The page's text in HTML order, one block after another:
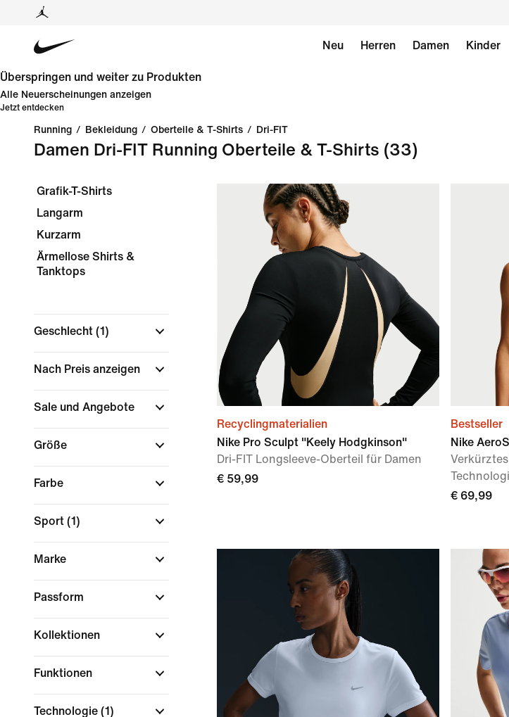
Neu Herren Damen Kinder
Überspringen und weiter zu Produkten
Alle Neuerscheinungen anzeigen
Jetzt entdecken
Running / Bekleidung / Oberteile & T-Shirts / Dri-FIT
Damen Dri-FIT Running Oberteile & T-Shirts (33)
Grafik-T-Shirts
Langarm
Kurzarm
Ärmellose Shirts &
Tanktops
Geschlecht (1)
Nach Preis anzeigen
Sale und Angebote
Größe
Farbe
Sport (1)
Marke
Passform
Kollektionen
Funktionen
Technologie (1)
Recyclingmaterialien
Nike Pro Sculpt "Keely Hodgkinson"
Dri-FIT Longsleeve-Oberteil für Damen
€ 59,99
Bestseller
Nike
€ 69,99